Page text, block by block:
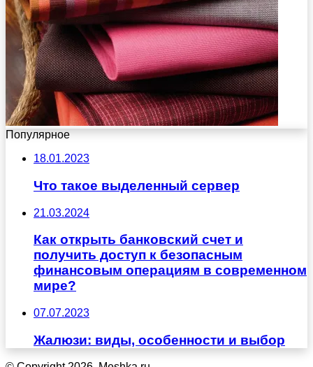
Популярное
18.01.2023
Что такое выделенный сервер
21.03.2024
Как открыть банковский счет и
получить доступ к безопасным
финансовым операциям в современном
мире?
07.07.2023
Жалюзи: виды, особенности и выбор